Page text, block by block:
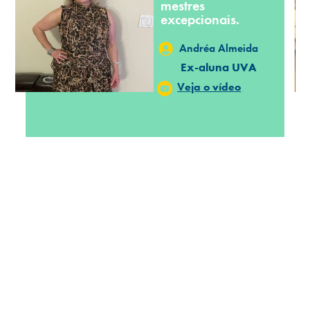
você concentra seus estudos
"maratonando" o conteúdo de poucas
disciplinas por módulo;
Estágios realizados no Centro de
mestres
excepcionais.
Andréa Almeida
Ex-aluna UVA
Veja o vídeo